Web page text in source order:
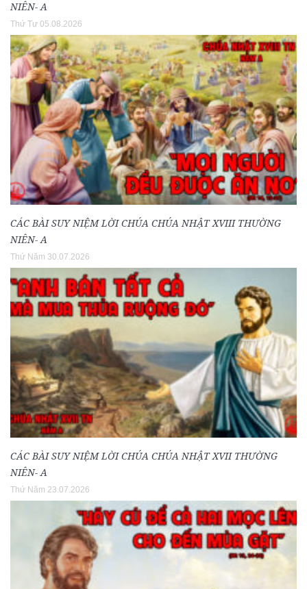
NIÊN- A
Thứ Tư 05.08.2026
CÁC BÀI SUY NIỆM LỜI CHÚA CHÚA NHẬT XVIII THƯỜNG
NIÊN- A
Thứ Năm 30.07.2026
CÁC BÀI SUY NIỆM LỜI CHÚA CHÚA NHẬT XVII THƯỜNG
NIÊN- A
Thứ Năm 23.07.2026